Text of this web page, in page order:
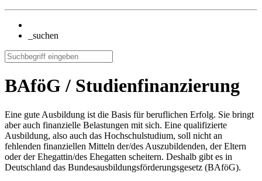
_suchen
BAföG / Studienfinanzierung
Eine gute Ausbildung ist die Basis für beruflichen Erfolg. Sie bringt
aber auch finanzielle Belastungen mit sich. Eine qualifizierte
Ausbildung, also auch das Hochschulstudium, soll nicht an
fehlenden finanziellen Mitteln der/des Auszubildenden, der Eltern
oder der Ehegattin/des Ehegatten scheitern. Deshalb gibt es in
Deutschland das Bundesausbildungsförderungsgesetz (BAföG).